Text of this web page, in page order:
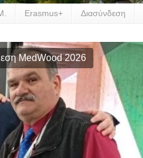
Erasmus+ Διασύνδεση
MedWood 2026